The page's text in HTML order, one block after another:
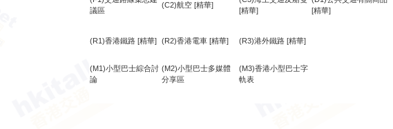
議區
(C2)航空 [精華]
[精華]
[精華]
(R1)香港鐵路 [精華] (R2)香港電車 [精華] (R3)港外鐵路 [精華]
(M1)小型巴士綜合討
論
(M2)小型巴士多媒體
分享區
(M3)香港小型巴士字
軌表